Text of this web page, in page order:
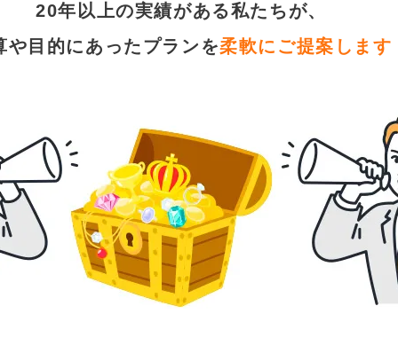
20年以上の実績がある私たちが、
や目的にあったプランを柔軟にご提案します